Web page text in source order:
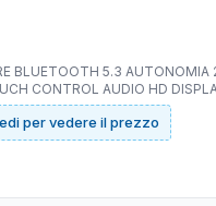
BLUETOOTH 5.3 AUTONOMIA
CONTROL AUDIO HD
INDICATORE DI CARICA SU AURICOLARE -
per vedere il prezzo